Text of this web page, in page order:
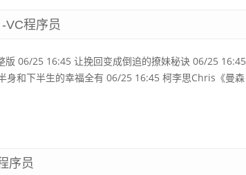
VC程序员
版 06/25 16:45 让挽回变成倒追的撩妹秘诀 06/25 16:45
身和下半生的幸福全有 06/25 16:45 柯李思Chris《曼森
序员